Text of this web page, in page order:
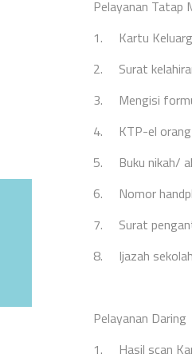
Pelayanan Tatap
1.
Kartu
2.
Surat
3.
Mengisi
4.
KTP-el
5.
Buku nikah/
6.
Nomor
7.
Surat
8.
Ijazah
Pelayanan Daring
1.
Hasil scan